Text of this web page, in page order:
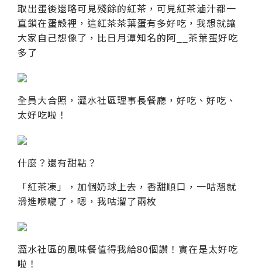
取出蛋後還略可見殘餘的紅茶，可見紅茶滷汁都一
直鎖在蛋殼裡，這紅茶茶葉蛋有多好吃，我想就讓
大家自己想像了，比日月潭知名的阿__茶葉蛋好吃
多了
全員大合照，澀水社區理事長餐廳，好吃、好吃、
太好吃啦！
什麼？還有甜點？
「紅茶凍」，加個奶球上去，香甜順口，一咕溜就
滑進喉嚨了，嗯，我咕溜了兩枚
澀水社區的風味餐值得我給80個讚！實在是太好吃
啦！